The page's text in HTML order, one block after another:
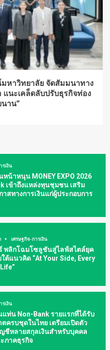
หาวิทยาลัย จัดสัมมนาทาง
แนะเคล็ดลับปรับธุรกิจท่อง
นาน”
รเงิน
หน้าหนุน MONEY EXPO 2026
เข้าถึงแหล่งทุนชุมชน เสริม
าสทางการเงินแก่ผู้ประกอบการ
เศรษฐกิจ-การเงิน
พลิกโฉมโซลูชันสู่ไลฟ์สไตล์ยุค
ต้แนวคิด “At Your Side, Every
รเงิน
แท่น Non-Bank รายแรกที่ได้รับ
ครบชุดในไทย เตรียมเปิดตัว
ชีหลายสกุลเงินสำหรับบุคคล
ภาคธุรกิจ